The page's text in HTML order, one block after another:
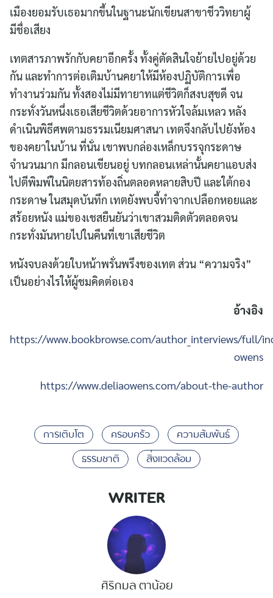
เมืองยอมรับเธอมากขึ้นในฐานะนักเขียนสาขาชีววิทยาผู้
มีชื่อเสียง
เทตสารภาพรักกับคยาอีกครั้ง ทั้งคู่ตัดสินใจย้ายไปอยู่ด้วย
กัน และทำการต่อเติมบ้านคยาให้มีห้องปฏิบัติการเพื่อ
ทำงานร่วมกัน ทั้งสองไม่มีทายาทแต่ชีวิตก็สงบสุขดี จน
กระทั่งวันหนึ่งเธอเสียชีวิตด้วยอาการหัวใจล้มเหลว หลัง
ดำเนินพิธีศพตามธรรมเนียมศาสนา เทตจึงกลับไปยังห้อง
ของคยาในบ้าน ที่นั่น เขาพบกล่องเหล็กบรรจุกระดาษ
จำนวนมาก มีกลอนเขียนอยู่ บทกลอนเหล่านั้นคยาแอบส่ง
ไปตีพิมพ์ในนิตยสารท้องถิ่นตลอดหลายสิบปี และใต้กอง
กระดาษ ในสมุดบันทึก เทตยังพบจี้ทำจากเปลือกหอยและ
สร้อยหนัง แม่ของเชสยืนยันว่าเขาสวมติดตัวตลอดจน
กระทั่งมันหายไปในคืนที่เขาเสียชีวิต
หนังจบลงด้วยใบหน้าพรั่นพรึงของเทต ส่วน “ความจริง”
เป็นอย่างไรให้ผู้ชมคิดต่อเอง
อ้างอิง
https://www.bookbrowse.com/author_interviews/full/
owens
https://www.deliaowens.com/about-the-author
การเติบโต ครอบครัว
ความสัมพันธ์
ธรรมชาติ
สิ่งแวดล้อม
WRITER
ศิริกมล ตาน้อย